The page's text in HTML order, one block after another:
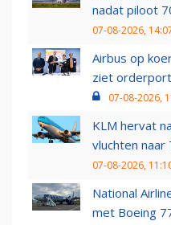
nadat piloot
07-08-2026,
Airbus op
ziet
07-08-2026,
KLM hervat
vluchten naar
07-08-2026,
National
met Boeing